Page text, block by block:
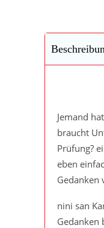
Jemand
braucht
Prüfung?
eben
nini san
Gedanken